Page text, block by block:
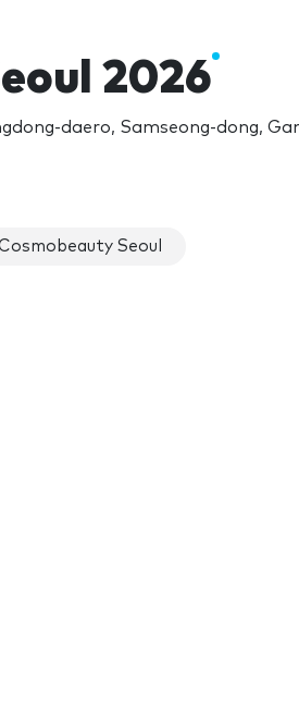
2026
daero, Samseong-dong,
Seoul